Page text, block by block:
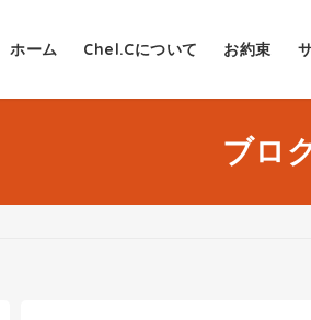
ホーム Chel.Cについて お約束
ブロ